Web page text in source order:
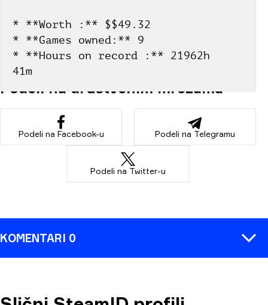
* **Worth :** $$49.32
* **Games owned:** 9
* **Hours on record :** 21962h
41m
Podeli na društvenim mrežama
Podeli na Facebook-u Podeli na Telegramu
Podeli na Twitter-u
KOMENTARI 0